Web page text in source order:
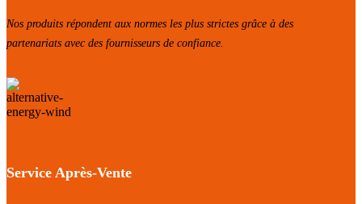
Nos produits répondent aux normes les plus strictes grâce à des
partenariats avec des fournisseurs de confiance.
Service Après-Vente